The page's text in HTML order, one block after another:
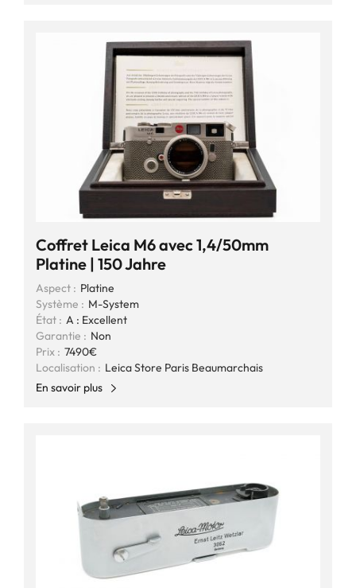
Coffret Leica M6 avec 1,4/50mm
Platine | 150 Jahre
Aspect : Platine
Système : M-System
État : A : Excellent
Garantie : Non
Prix : 7490€
Localisation : Leica Store Paris Beaumarchais
En savoir plus